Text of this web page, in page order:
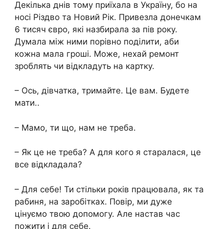
Декілька днів тому приїхала в Україну, бо на
носі Різдво та Новий Рік. Привезла донечкам
6 тисяч євро, які назбирала за пів року.
Думала між ними порівно поділити, аби
кожна мала гроші. Може, нехай ремонт
зроблять чи відкладуть на картку.
– Ось, дівчатка, тримайте. Це вам. Будете
мати..
– Мамо, ти що, нам не треба.
– Як це не треба? А для кого я старалася, це
все відкладала?
– Для себе! Ти стільки років працювала, як та
рабиня, на заробітках. Повір, ми дуже
цінуємо твою допомогу. Але настав час
пожити і для себе.